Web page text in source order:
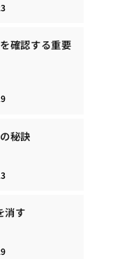
確認する重要
秘訣
消す